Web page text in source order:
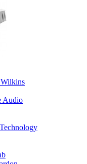
Audio